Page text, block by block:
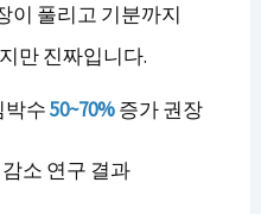
이 풀리고 기분까지
만 진짜입니다.
박수50~70%증가 권장
감소 연구 결과